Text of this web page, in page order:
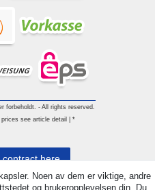
forbeholdt. - All rights reserved.
prices see article detail | *
Noen av dem er viktige, andre
og brukeropplevelsen din. Du
contract here